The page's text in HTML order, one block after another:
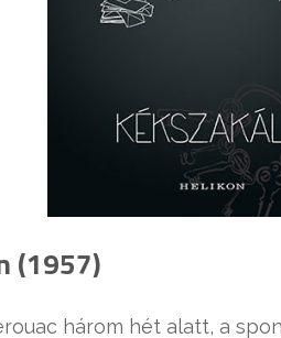
(1957)
három hét alatt, a